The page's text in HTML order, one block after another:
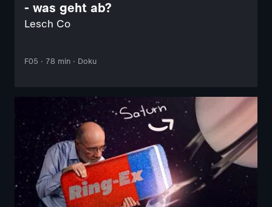
- was geht ab?
Lesch Co
F05 · 78 min · Doku